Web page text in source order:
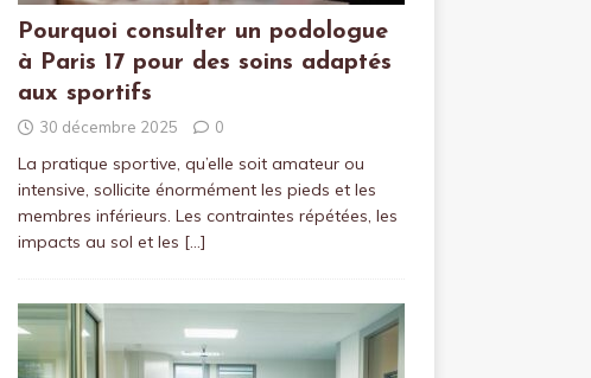
Pourquoi consulter un podologue
à Paris 17 pour des soins adaptés
aux sportifs
30 décembre 2025 0
La pratique sportive, qu’elle soit amateur ou
intensive, sollicite énormément les pieds et les
membres inférieurs. Les contraintes répétées, les
impacts au sol et les […]